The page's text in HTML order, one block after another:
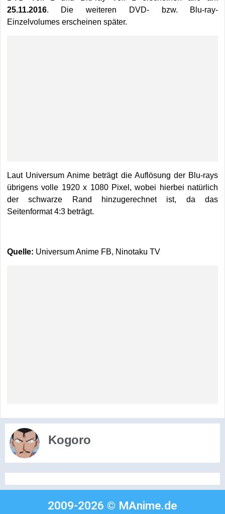
25.11.2016. Die weiteren DVD- bzw. Blu-ray-
Einzelvolumes erscheinen später.
Laut Universum Anime beträgt die Auflösung der Blu-rays
übrigens volle 1920 x 1080 Pixel, wobei hierbei natürlich
der schwarze Rand hinzugerechnet ist, da das
Seitenformat 4:3 beträgt.
Quelle: Universum Anime FB, Ninotaku TV
Kogoro
2009-2026 © MAnime.de